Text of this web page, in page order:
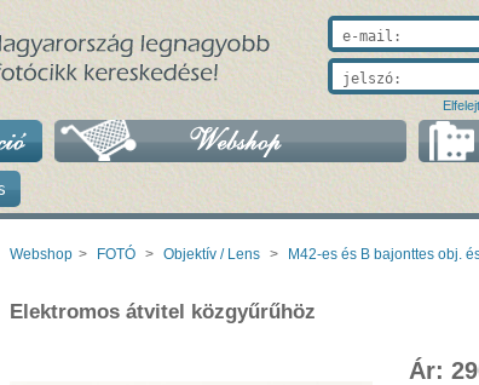
e-mail:
jelszó:
Webshop > FOTÓ > Objektív / Lens > M42-es és B bajonttes obj.
Elektromos átvitel közgyűrűhöz
Ár: